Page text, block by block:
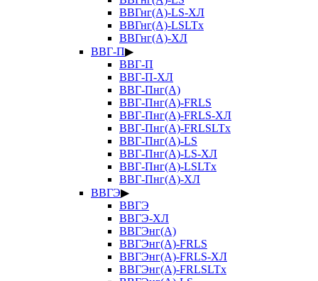
ВВГнг(А)-LS-ХЛ
ВВГнг(А)-LSLTx
ВВГнг(А)-ХЛ
ВВГ-П▶
ВВГ-П
ВВГ-П-ХЛ
ВВГ-Пнг(А)
ВВГ-Пнг(А)-FRLS
ВВГ-Пнг(А)-FRLS-ХЛ
ВВГ-Пнг(А)-FRLSLTx
ВВГ-Пнг(А)-LS
ВВГ-Пнг(А)-LS-ХЛ
ВВГ-Пнг(А)-LSLTx
ВВГ-Пнг(А)-ХЛ
ВВГЭ▶
ВВГЭ
ВВГЭ-ХЛ
ВВГЭнг(А)
ВВГЭнг(А)-FRLS
ВВГЭнг(А)-FRLS-ХЛ
ВВГЭнг(А)-FRLSLTx